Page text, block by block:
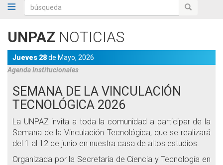
búsqueda búsqueda
UNPAZ NOTICIAS
Jueves 28de Mayo, 2026
AgendaInstitucionales
SEMANA DE LA VINCULACIÓN
TECNOLÓGICA 2026
La UNPAZ invita a toda la comunidad a participar de la
Semana de la Vinculación Tecnológica, que se realizará
del 1 al 12 de junio en nuestra casa de altos estudios.
Organizada por la Secretaría de Ciencia y Tecnología en